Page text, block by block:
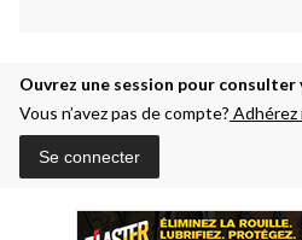
Ouvrez une session pour
Vous n’avez pas de compte? Adhérez
Se connecter